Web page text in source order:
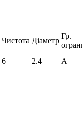
Чистота Діаметр
Гр.
6 2.4 А